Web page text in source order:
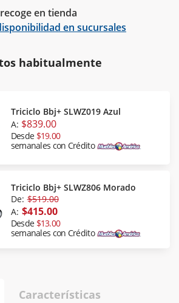
en tienda
en sucursales
habitualmente
Triciclo Bbj+ SLWZ019 Azul
A: $839.00
Desde $19.00
semanales con Crédito
Triciclo Bbj+ SLWZ806 Morado
De: $519.00
A: $415.00
Desde $13.00
semanales con Crédito
Características